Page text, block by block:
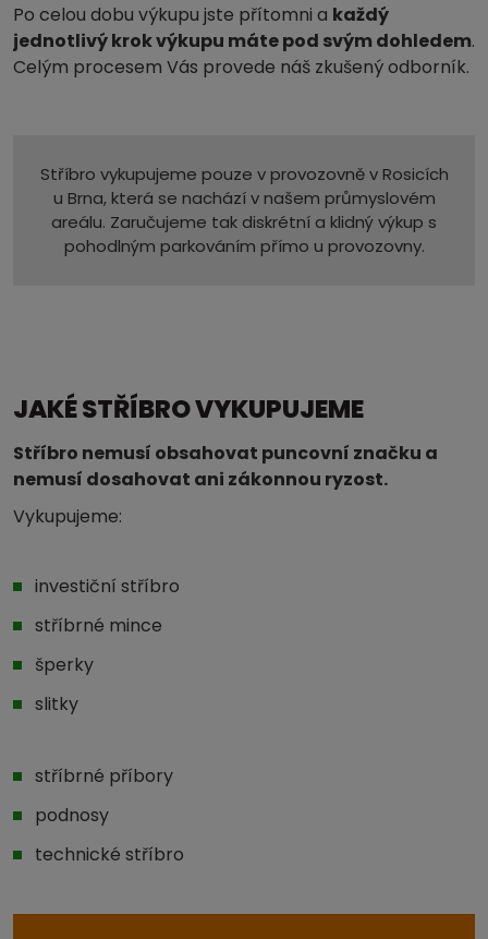
Po celou dobu výkupu jste přítomni a každý
jednotlivý krok výkupu máte pod svým dohledem.
Celým procesem Vás provede náš zkušený odborník.
Stříbro vykupujeme pouze v provozovně v Rosicích
u Brna, která se nachází v našem průmyslovém
areálu. Zaručujeme tak diskrétní a klidný výkup s
pohodlným parkováním přímo u provozovny.
JAKÉ STŘÍBRO VYKUPUJEME
Stříbro nemusí obsahovat puncovní značku a
nemusí dosahovat ani zákonnou ryzost.
Vykupujeme:
investiční stříbro
stříbrné mince
šperky
slitky
stříbrné příbory
podnosy
technické stříbro